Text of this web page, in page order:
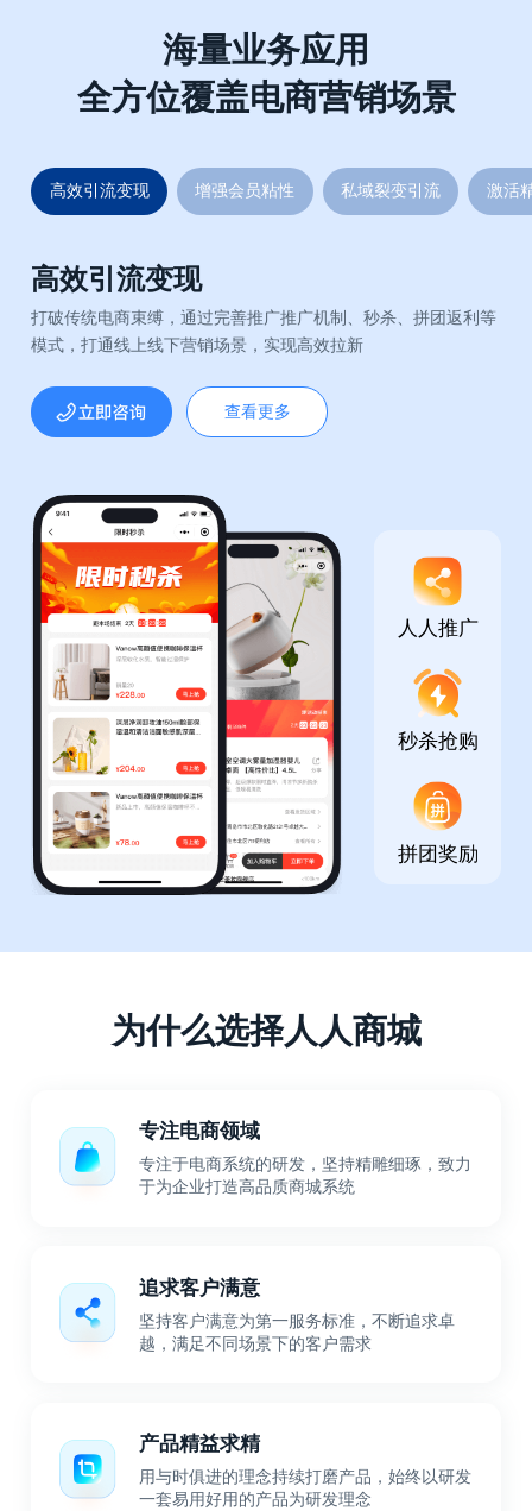
海量业务应用
全方位覆盖电商营销场景
高效引流变现 增强会员粘性 私域裂变引流 激活
高效引流变现
打破传统电商束缚，通过完善推广推广机制、秒杀、拼团返利等
模式，打通线上线下营销场景，实现高效拉新
查看更多
人人推广
秒杀抢购
拼团奖励
为什么选择人人商城
专注电商领域
专注于电商系统的研发，坚持精雕细琢，致力
于为企业打造高品质商城系统
追求客户满意
坚持客户满意为第一服务标准，不断追求卓
越，满足不同场景下的客户需求
产品精益求精
用与时俱进的理念持续打磨产品，始终以研发
一套易用好用的产品为研发理念